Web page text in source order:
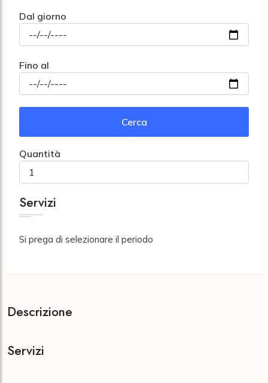
Dal giorno
Fino al
Cerca
Quantità
Servizi
Si prega di selezionare il periodo
Descrizione
Servizi